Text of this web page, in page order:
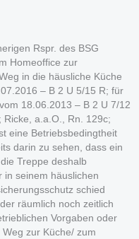
Rspr. des BSG
Homeoffice zur
in die häusliche Küche
– B 2 U 5/15 R; für
18.06.2013 – B 2 U 7/12
Ricke, a.a.O., Rn. 129c;
eine Betriebsbedingtheit
darin zu sehen, dass ein
Treppe deshalb
in seinem häuslichen
schied
räumlich noch zeitlich
Vorgaben oder
zur Küche/ zum